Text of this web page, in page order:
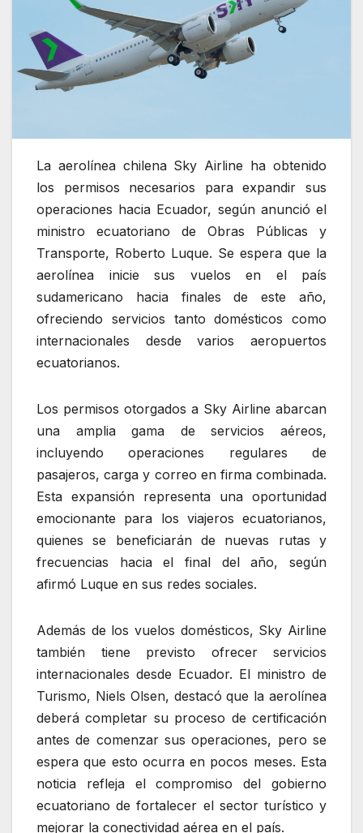
La aerolínea chilena Sky Airline ha obtenido
los permisos necesarios para expandir sus
operaciones hacia Ecuador, según anunció el
ministro ecuatoriano de Obras Públicas y
Transporte, Roberto Luque. Se espera que la
aerolínea inicie sus vuelos en el país
sudamericano hacia finales de este año,
ofreciendo servicios tanto domésticos como
internacionales desde varios aeropuertos
ecuatorianos.
Los permisos otorgados a Sky Airline abarcan
una amplia gama de servicios aéreos,
incluyendo operaciones regulares de
pasajeros, carga y correo en firma combinada.
Esta expansión representa una oportunidad
emocionante para los viajeros ecuatorianos,
quienes se beneficiarán de nuevas rutas y
frecuencias hacia el final del año, según
afirmó Luque en sus redes sociales.
Además de los vuelos domésticos, Sky Airline
también tiene previsto ofrecer servicios
internacionales desde Ecuador. El ministro de
Turismo, Niels Olsen, destacó que la aerolínea
deberá completar su proceso de certificación
antes de comenzar sus operaciones, pero se
espera que esto ocurra en pocos meses. Esta
noticia refleja el compromiso del gobierno
ecuatoriano de fortalecer el sector turístico y
mejorar la conectividad aérea en el país.